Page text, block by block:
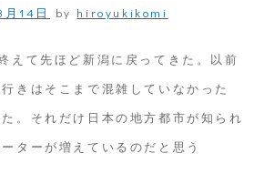
14日 by hiroyukikomi
えて先ほど新潟に戻ってきた。以前
きはそこまで混雑していなかった
。それだけ日本の地方都市が知られ
ターが増えているのだと思う